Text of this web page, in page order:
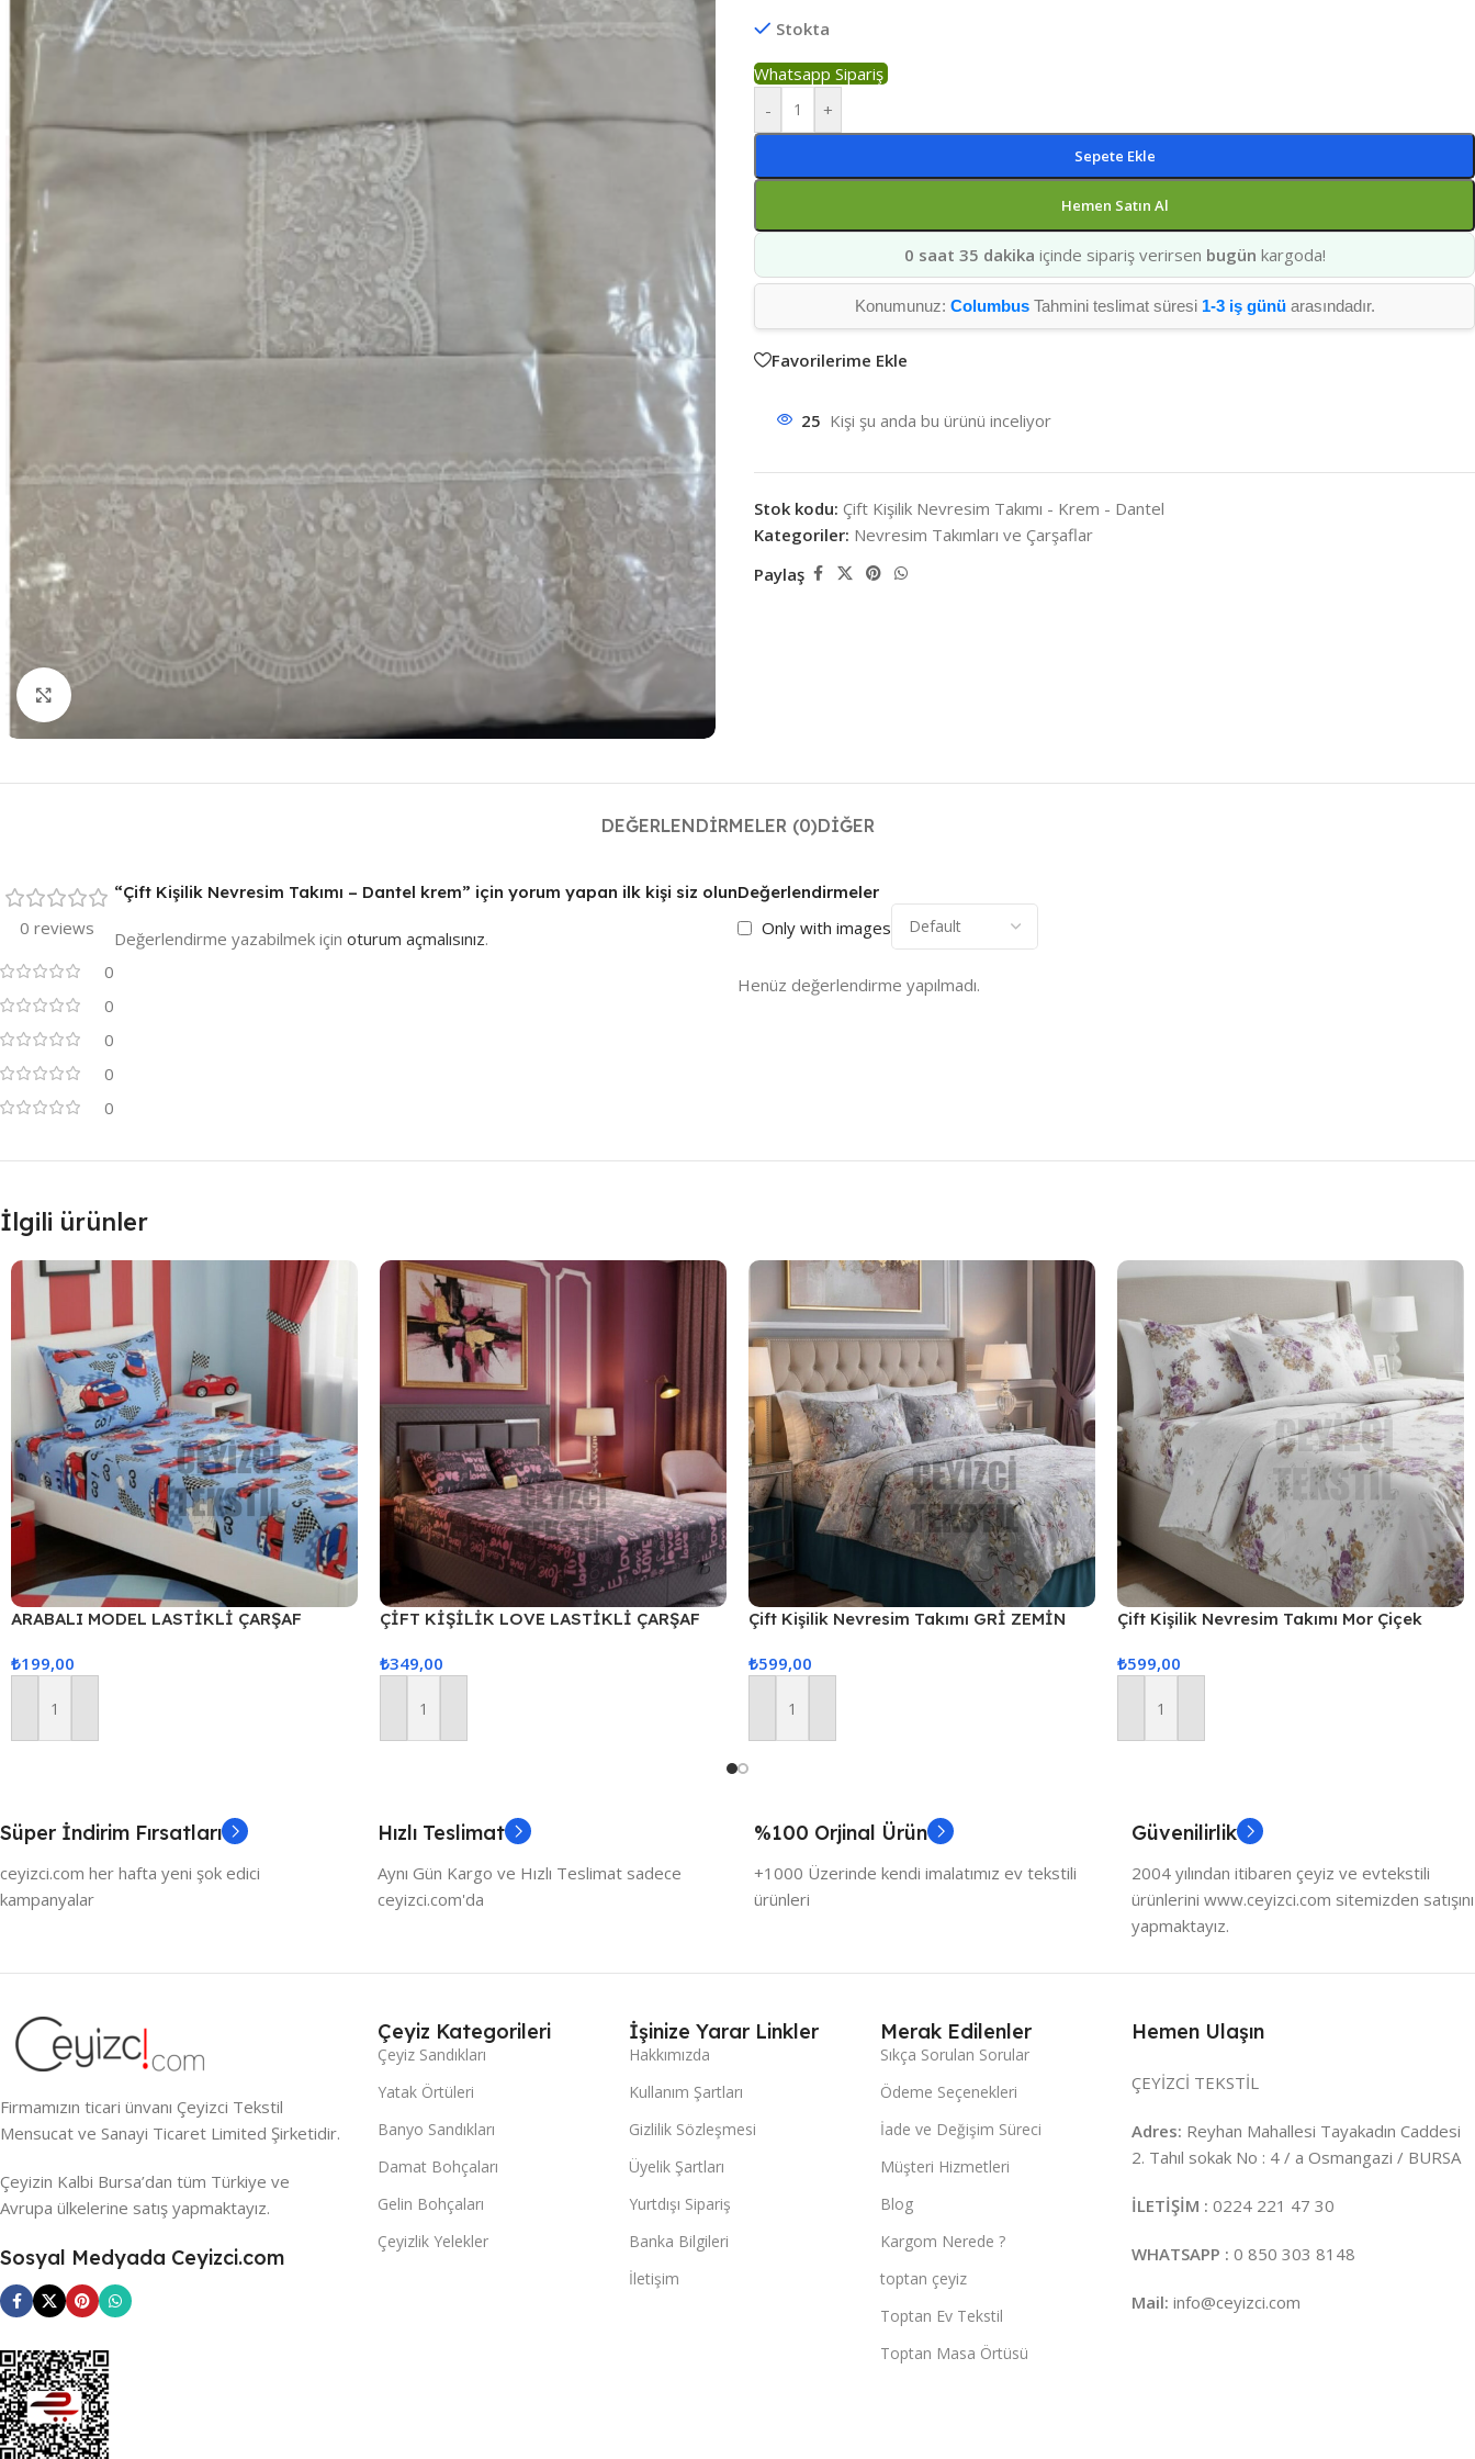
Stokta
Whatsapp Sipariş
-
+
Sepete Ekle
Hemen Satın Al
0 saat 35 dakika içinde sipariş verirsen bugün kargoda!
Konumunuz: ColumbusTahmini teslimat süresi 1-3 iş günüarasındadır.
Favorilerime Ekle
25 Kişi şu anda bu ürünü inceliyor
Stok kodu: Çift Kişilik Nevresim Takımı - Krem - Dantel
Kategoriler: Nevresim Takımları ve Çarşaflar
Paylaş
DEĞERLENDIRMELER (0)DIĞER
0 reviews
0
0
0
0
0
Değerlendirmeler
Only with images
Henüz değerlendirme yapılmadı.
“Çift Kişilik Nevresim Takımı – Dantel krem” için yorum yapan ilk kişi siz olun
Değerlendirme yazabilmek için oturum açmalısınız.
İlgili ürünler
ARABALI MODEL LASTİKLİ ÇARŞAF
KILIFLI
₺199,00
Sepete Ekle
ÇİFT KİŞİLİK LOVE LASTİKLİ ÇARŞAF
₺349,00
Sepete Ekle
Çift Kişilik Nevresim Takımı GRİ ZEMİN
₺599,00
Sepete Ekle
Çift Kişilik Nevresim Takımı Mor Çiçek
₺599,00
Sepete Ekle
Süper İndirim Fırsatları
ceyizci.com her hafta yeni şok edici
kampanyalar
Hızlı Teslimat
Aynı Gün Kargo ve Hızlı Teslimat sadece
ceyizci.com'da
%100 Orjinal Ürün
+1000 Üzerinde kendi imalatımız ev tekstili
ürünleri
Güvenilirlik
2004 yılından itibaren çeyiz ve evtekstili
ürünlerini www.ceyizci.com sitemizden satışını
yapmaktayız.
Firmamızın ticari ünvanı Çeyizci Tekstil
Mensucat ve Sanayi Ticaret Limited Şirketidir.
Çeyizin Kalbi Bursa’dan tüm Türkiye ve
Avrupa ülkelerine satış yapmaktayız.
Sosyal Medyada Ceyizci.com
Çeyiz Kategorileri
Çeyiz Sandıkları
Yatak Örtüleri
Banyo Sandıkları
Damat Bohçaları
Gelin Bohçaları
Çeyizlik Yelekler
İşinize Yarar Linkler
Hakkımızda
Kullanım Şartları
Gizlilik Sözleşmesi
Üyelik Şartları
Yurtdışı Sipariş
Banka Bilgileri
İletişim
Merak Edilenler
Sıkça Sorulan Sorular
Ödeme Seçenekleri
İade ve Değişim Süreci
Müşteri Hizmetleri
Blog
Kargom Nerede ?
toptan çeyiz
Toptan Ev Tekstil
Toptan Masa Örtüsü
Hemen Ulaşın
ÇEYİZCİ TEKSTİL
Adres: Reyhan Mahallesi Tayakadın Caddesi
2. Tahıl sokak No : 4 / a Osmangazi / BURSA
İLETİŞİM : 0224 221 47 30
WHATSAPP : 0 850 303 8148
Mail: info@ceyizci.com